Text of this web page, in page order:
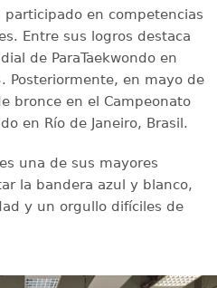
en competencias
Entre sus logros destaca
de ParaTaekwondo en
Posteriormente, en mayo de
bronce en el Campeonato
en Río de Janeiro, Brasil.
una de sus mayores
la bandera azul y blanco,
y un orgullo difíciles de